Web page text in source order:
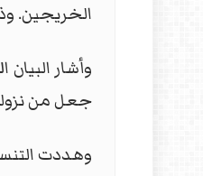
الخريجين.
وأشار
جعل من
وهددت